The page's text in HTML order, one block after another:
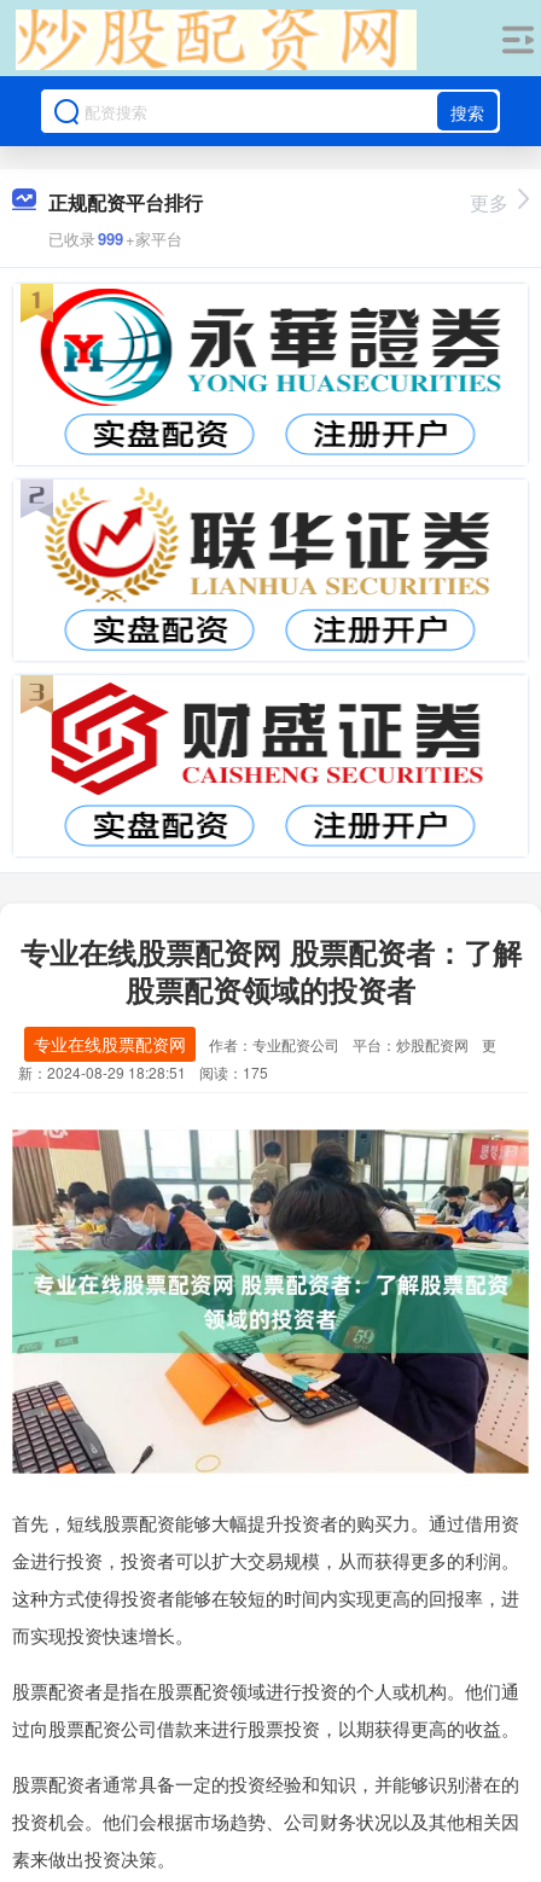
搜索
正规配资平台排行
已收录999+家平台
更多
专业在线股票配资网 股票配资者：了解
股票配资领域的投资者
专业在线股票配资网 作者：专业配资公司 平台：炒股配资网
更
新：2024-08-29 18:28:51
阅读：175
首先，短线股票配资能够大幅提升投资者的购买力。通过借用资
金进行投资，投资者可以扩大交易规模，从而获得更多的利润。
这种方式使得投资者能够在较短的时间内实现更高的回报率，进
而实现投资快速增长。
股票配资者是指在股票配资领域进行投资的个人或机构。他们通
过向股票配资公司借款来进行股票投资，以期获得更高的收益。
股票配资者通常具备一定的投资经验和知识，并能够识别潜在的
投资机会。他们会根据市场趋势、公司财务状况以及其他相关因
素来做出投资决策。